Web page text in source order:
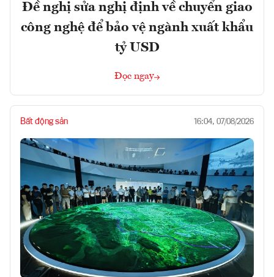
Đề nghị sửa nghị định về chuyển giao
công nghệ để bảo vệ ngành xuất khẩu
tỷ USD
Đọc ngay
Bất động sản 16:04, 07/08/2026